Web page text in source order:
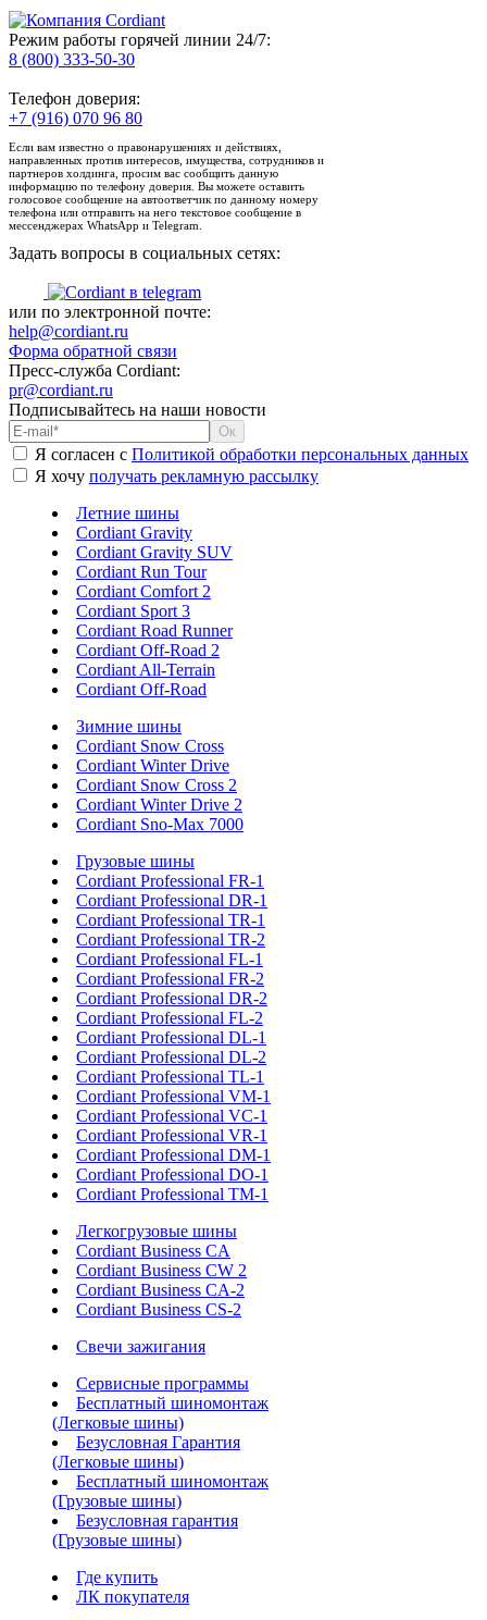
Режим работы горячей линии 24/7:
8 (800) 333-50-30
Телефон доверия:
+7 (916) 070 96 80
Если вам известно о правонарушениях и действиях,
направленных против интересов, имущества, сотрудников и
партнеров холдинга, просим вас сообщить данную
информацию по телефону доверия. Вы можете оставить
голосовое сообщение на автоответчик по данному номеру
телефона или отправить на него текстовое сообщение в
мессенджерах WhatsApp и Telegram.
Задать вопросы в социальных сетях:
или по электронной почте:
help@cordiant.ru
Форма обратной связи
Пресс-служба Cordiant:
pr@cordiant.ru
Подписывайтесь на наши новости
Я согласен с Политикой обработки персональных данных
Я хочу получать рекламную рассылку
Летние шины
Cordiant Gravity
Cordiant Gravity SUV
Cordiant Run Tour
Cordiant Comfort 2
Cordiant Sport 3
Cordiant Road Runner
Cordiant Off-Road 2
Cordiant All-Terrain
Cordiant Off-Road
Зимние шины
Cordiant Snow Cross
Cordiant Winter Drive
Cordiant Snow Cross 2
Cordiant Winter Drive 2
Cordiant Sno-Max 7000
Грузовые шины
Cordiant Professional FR-1
Cordiant Professional DR-1
Cordiant Professional TR-1
Cordiant Professional TR-2
Cordiant Professional FL-1
Cordiant Professional FR-2
Cordiant Professional DR-2
Cordiant Professional FL-2
Cordiant Professional DL-1
Cordiant Professional DL-2
Cordiant Professional TL-1
Cordiant Professional VM-1
Cordiant Professional VC-1
Cordiant Professional VR-1
Cordiant Professional DM-1
Cordiant Professional DO-1
Cordiant Professional TM-1
Легкогрузовые шины
Cordiant Business CA
Cordiant Business CW 2
Cordiant Business CA-2
Cordiant Business CS-2
Свечи зажигания
Сервисные программы
Бесплатный шиномонтаж
(Легковые шины)
Безусловная Гарантия
(Легковые шины)
Бесплатный шиномонтаж
(Грузовые шины)
Безусловная гарантия
(Грузовые шины)
Где купить
ЛК покупателя